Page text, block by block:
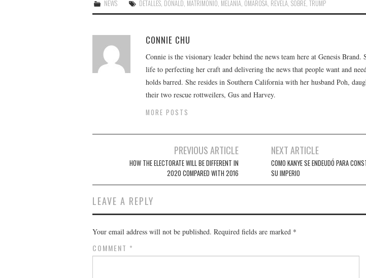
NEWS DETALLES, DONALD, MATRIMONIO, MELANIA, OMAROSA, REVELA,SOBRE,TRUMP
CONNIE CHU
Connie is the visionary leader behind the news team here at Genesis Brand.
life to perfecting her craft and delivering the news that people want and
holds barred. She resides in Southern California with her husband Poh,
their two rescue rottweilers, Gus and Harvey.
MORE POSTS
navigation
PREVIOUS ARTICLE
HOW THE ELECTORATE WILL BE DIFFERENT IN
2020 COMPARED WITH 2016
NEXT ARTICLE
COMO KANYE SE ENDEUDÓ PARA
SU IMPERIO
LEAVE A REPLY
Your email address will not be published. Required fields are marked *
COMMENT *